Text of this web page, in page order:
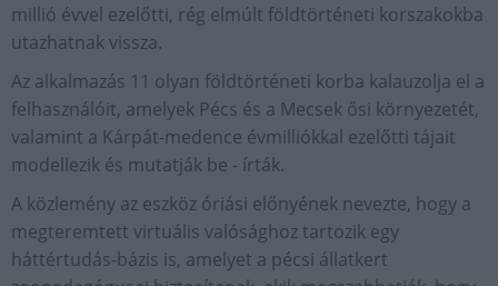
millió évvel ezelőtti, rég elmúlt földtörténeti korszakokba
utazhatnak vissza.
Az alkalmazás 11 olyan földtörténeti korba kalauzolja el a
felhasználóit, amelyek Pécs és a Mecsek ősi környezetét,
valamint a Kárpát-medence évmilliókkal ezelőtti tájait
modellezik és mutatják be - írták.
A közlemény az eszköz óriási előnyének nevezte, hogy a
megteremtett virtuális valósághoz tartozik egy
háttértudás-bázis is, amelyet a pécsi állatkert